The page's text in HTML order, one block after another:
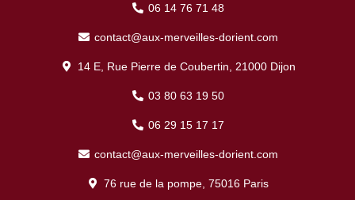
06 14 76 71 48
contact@aux-merveilles-dorient.com
14 E, Rue Pierre de Coubertin, 21000 Dijon
03 80 63 19 50
06 29 15 17 17
contact@aux-merveilles-dorient.com
76 rue de la pompe, 75016 Paris